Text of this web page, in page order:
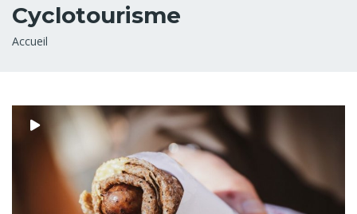
Cyclotourisme
Fil
Accueil